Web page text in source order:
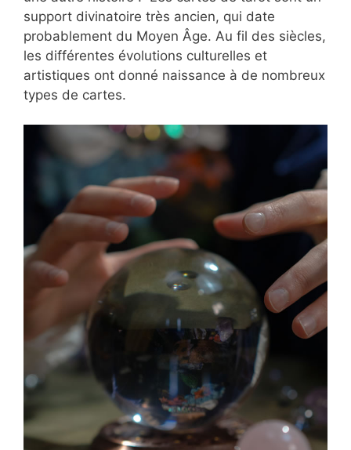
support divinatoire très ancien, qui date
probablement du Moyen Âge. Au fil des siècles,
les différentes évolutions culturelles et
artistiques ont donné naissance à de nombreux
types de cartes.